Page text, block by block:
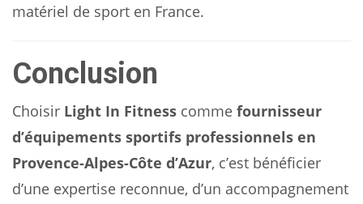
matériel de sport en France.
Conclusion
Choisir Light In Fitness comme fournisseur
d’équipements sportifs professionnels en
Provence-Alpes-Côte d’Azur, c’est bénéficier
d’une expertise reconnue, d’un accompagnement